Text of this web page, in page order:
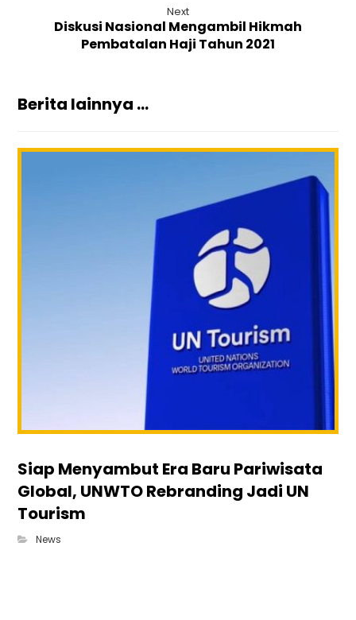
Next
Diskusi Nasional Mengambil Hikmah
Pembatalan Haji Tahun 2021
Berita lainnya ...
Siap Menyambut Era Baru Pariwisata
Global, UNWTO Rebranding Jadi UN
Tourism
News